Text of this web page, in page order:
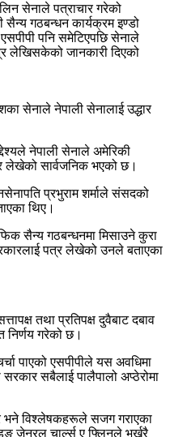
सेनाले पत्राचार गरेको
सैन्य गठबन्धन कार्यक्रम इण्डो
पनि समेटिएपछि सेनाले
लेखिसकेको जानकारी दिएको
सेनाले नेपाली सेनालाई उद्धार
नेपाली सेनाले अमेरिकी
लेखेको सार्वजनिक भएको छ।
प्रभुराम शर्माले संसदको
थिए।
सैन्य गठबन्धनमा मिसाउने कुरा
पत्र लेखेको उनले बताएका
तथा प्रतिपक्ष दुवैबाट दबाव
निर्णय गरेको छ।
पाएको एसपीपीले यस अवधिमा
सरकार सबैलाई पालैपालो अप्ठेरोमा
भने विश्लेषकहरूले सजग गराएका
जेनरल चार्ल्स ए फ्लिनले भर्खरै